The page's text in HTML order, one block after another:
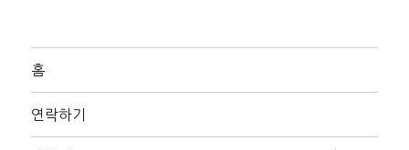
홈
연락하기